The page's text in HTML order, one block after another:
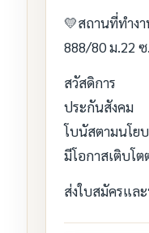
💛สถานที่ทำง
888/80 ม.22
สวัสดิการ
ประกันสังคม
โบนัสตามนโย
มีโอกาสเติบโต
ส่งใบสมัครแล